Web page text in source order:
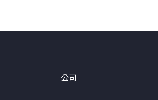
公司